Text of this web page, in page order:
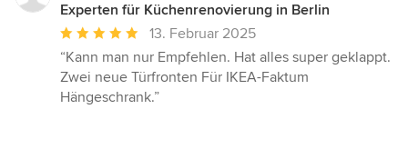
Experten für Küchenrenovierung in Berlin
Durchschnittliche
Bewertung:
5
von
13. Februar 2025
“Kann man nur Empfehlen. Hat alles super geklappt.
Zwei neue Türfronten Für IKEA-Faktum
Hängeschrank.”